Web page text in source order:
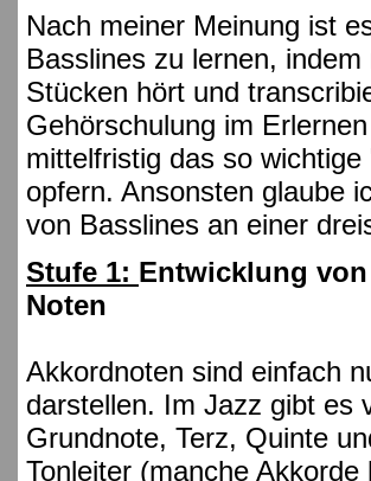
Nach meiner Meinung ist
Basslines zu lernen,
Stücken hört und
Gehörschulung im
mittelfristig das so
opfern. Ansonsten glaube
von Basslines an einer
Stufe 1: Entwicklung
Noten
Akkordnoten sind einfach
darstellen. Im Jazz gibt es
Grundnote, Terz, Quinte
Tonleiter (manche